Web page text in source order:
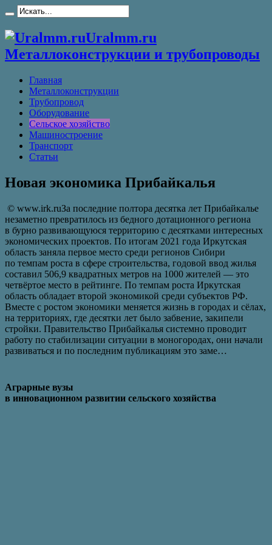
Uralmm.ru
Металлоконструкции и трубопроводы
Главная
Металлоконструкции
Трубопровод
Оборудование
Сельское хозяйство
Машиностроение
Транспорт
Статьи
Новая экономика Прибайкалья
© www.irk.ruЗа последние полтора десятка лет Прибайкалье
незаметно превратилось из бедного дотационного региона
в бурно развивающуюся территорию с десятками интересных
экономических проектов. По итогам 2021 года Иркутская
область заняла первое место среди регионов Сибири
по темпам роста в сфере строительства, годовой ввод жилья
составил 506,9 квадратных метров на 1000 жителей — это
четвёртое место в рейтинге. По темпам роста Иркутская
область обладает второй экономикой среди субъектов РФ.
Вместе с ростом экономики меняется жизнь в городах и сёлах,
на территориях, где десятки лет было забвение, закипели
стройки. Правительство Прибайкалья системно проводит
работу по стабилизации ситуации в моногородах, они начали
развиваться и по последним публикациям это заме…
Аграрные вузы
в инновационном развитии сельского хозяйства